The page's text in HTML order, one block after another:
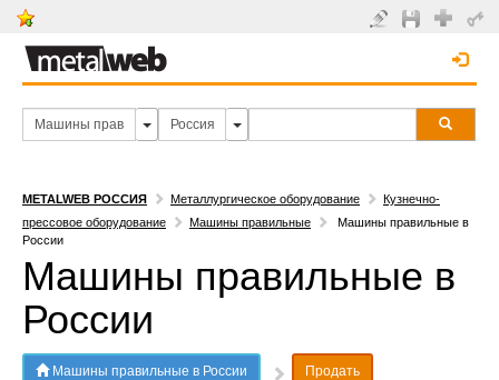
METALWEB РОССИЯ Металлургическое оборудование
Кузнечно-
прессовое оборудование
Машины правильные
Машины правильные в
России
Машины правильные в
России
Машины правильные в России Продать